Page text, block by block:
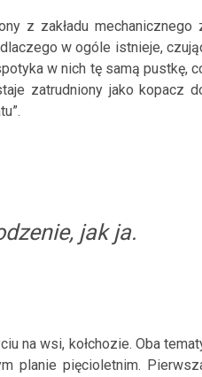
z zakładu mechanicznego
w ogóle istnieje,
w nich tę samą pustkę,
zatrudniony jako kopacz
jak ja.
na wsi, kołchozie. Oba
planie pięcioletnim.